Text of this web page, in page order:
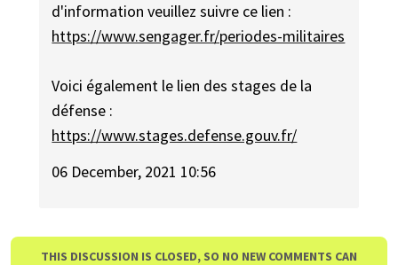
d'information veuillez suivre ce lien :
https://www.sengager.fr/periodes-militaires
Voici également le lien des stages de la
défense :
https://www.stages.defense.gouv.fr/
06 December, 2021 10:56
THIS DISCUSSION IS CLOSED, SO NO NEW COMMENTS CAN